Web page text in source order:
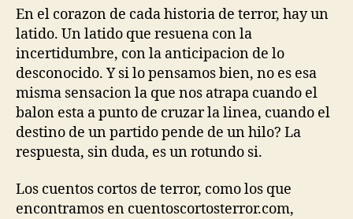
publicaciónpublicación
En el corazon de cada historia de terror, hay un
latido. Un latido que resuena con la
incertidumbre, con la anticipacion de lo
desconocido. Y si lo pensamos bien, no es esa
misma sensacion la que nos atrapa cuando el
balon esta a punto de cruzar la linea, cuando el
destino de un partido pende de un hilo? La
respuesta, sin duda, es un rotundo si.
Los cuentos cortos de terror, como los que
encontramos en cuentoscortosterror.com,